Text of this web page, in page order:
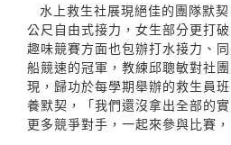
水上救生社展現絕佳的團隊默
公尺自由式接力，女生部分更打
趣味競賽方面也包辦打水接力、
船競速的冠軍，教練邱聰敏對社
現，歸功於每學期舉辦的救生員
養默契，「我們還沒拿出全部的
更多競爭對手，一起來參與比賽，